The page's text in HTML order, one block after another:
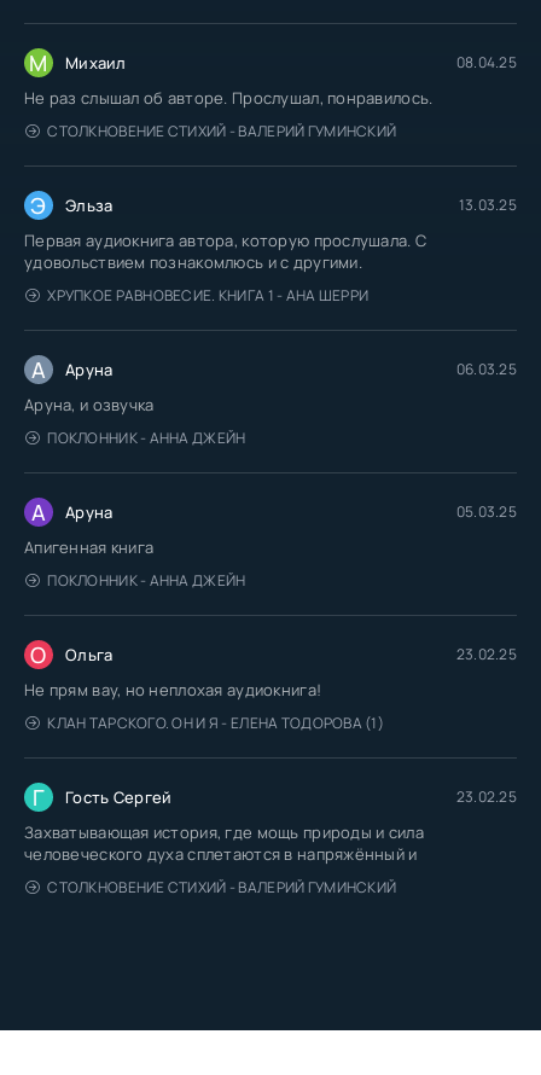
М Михаил 08.04.25
Не раз слышал об авторе. Прослушал, понравилось.
СТОЛКНОВЕНИЕ СТИХИЙ - ВАЛЕРИЙ ГУМИНСКИЙ
Э Эльза 13.03.25
Первая аудиокнига автора, которую прослушала. С
удовольствием познакомлюсь и с другими.
ХРУПКОЕ РАВНОВЕСИЕ. КНИГА 1 - АНА ШЕРРИ
А Аруна 06.03.25
Аруна, и озвучка
ПОКЛОННИК - АННА ДЖЕЙН
А Аруна 05.03.25
Апигенная книга
ПОКЛОННИК - АННА ДЖЕЙН
О Ольга 23.02.25
Не прям вау, но неплохая аудиокнига!
КЛАН ТАРСКОГО. ОН И Я - ЕЛЕНА ТОДОРОВА (1)
Г Гость Сергей 23.02.25
Захватывающая история, где мощь природы и сила
человеческого духа сплетаются в напряжённый и
СТОЛКНОВЕНИЕ СТИХИЙ - ВАЛЕРИЙ ГУМИНСКИЙ